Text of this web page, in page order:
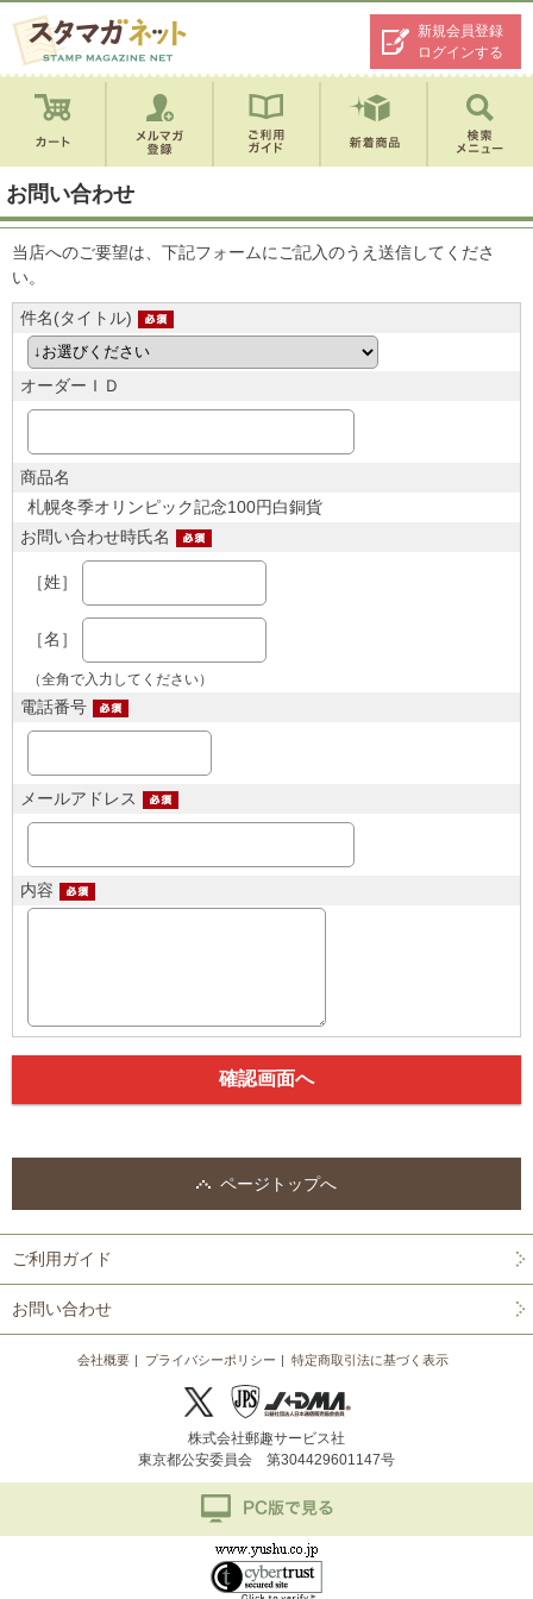
新規会員登録
ログインする
お問い合わせ
当店へのご要望は、下記フォームにご記入のうえ送信してくださ
い。
件名(タイトル)
オーダーＩＤ
商品名
札幌冬季オリンピック記念100円白銅貨
お問い合わせ時氏名
［姓］
［名］
（全角で入力してください）
電話番号
メールアドレス
内容
ページトップへ
ご利用ガイド
お問い合わせ
会社概要 プライバシーポリシー 特定商取引法に基づく表示
株式会社郵趣サービス社
東京都公安委員会 第304429601147号